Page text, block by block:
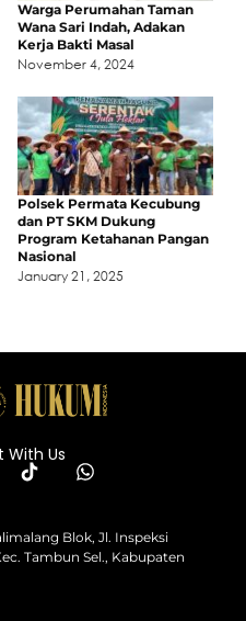
Warga Perumahan Taman
Wana Sari Indah, Adakan
Kerja Bakti Masal
November 4, 2024
Polsek Permata Kecubung
dan PT SKM Dukung
Program Ketahanan Pangan
Nasional
January 21, 2025
With Us
Blok, Jl. Inspeksi
Tambun Sel., Kabupaten